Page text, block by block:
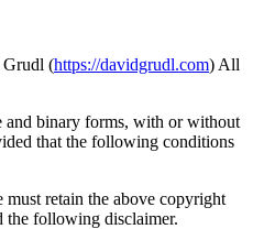
(https://davidgrudl.com) All
and binary forms, with or without
that the following conditions
retain the above copyright
the following disclaimer.